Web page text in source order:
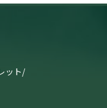
ット/